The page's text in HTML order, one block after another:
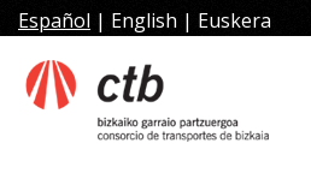
al
contenido
Español | English | Euskera